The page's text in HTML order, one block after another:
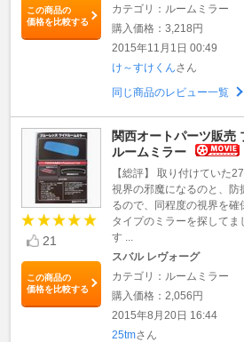
この商品の
価格を比較する
カテゴリ：ルームミラー
購入価格：3,218円
2015年11月1日 00:49
け～すけくんさん
同じ商品のレビュー一覧
21
この商品の
価格を比較する
関西オートパーツ販売
ルームミラー
【総評】 取り付けていた
視界の邪魔になるのと、防
るので、同程度の視界を
タイプのミラーを探して
す ...
スバル レヴォーグ
カテゴリ：ルームミラー
購入価格：2,056円
2015年8月20日 16:44
25tmさん